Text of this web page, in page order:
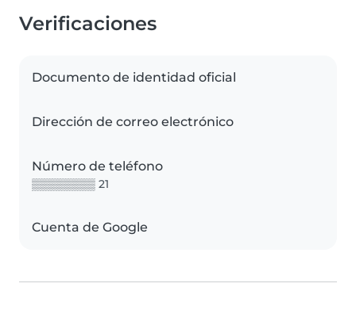
Verificaciones
Documento de identidad oficial
Dirección de correo electrónico
Número de teléfono
▒▒▒▒▒▒▒▒ 21
Cuenta de Google